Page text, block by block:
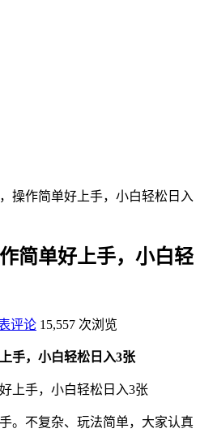
操作简单好上手，小白轻松日入
简单好上手，小白轻
评论 15,557 次浏览
手，小白轻松日入3张
。不复杂、玩法简单，大家认真